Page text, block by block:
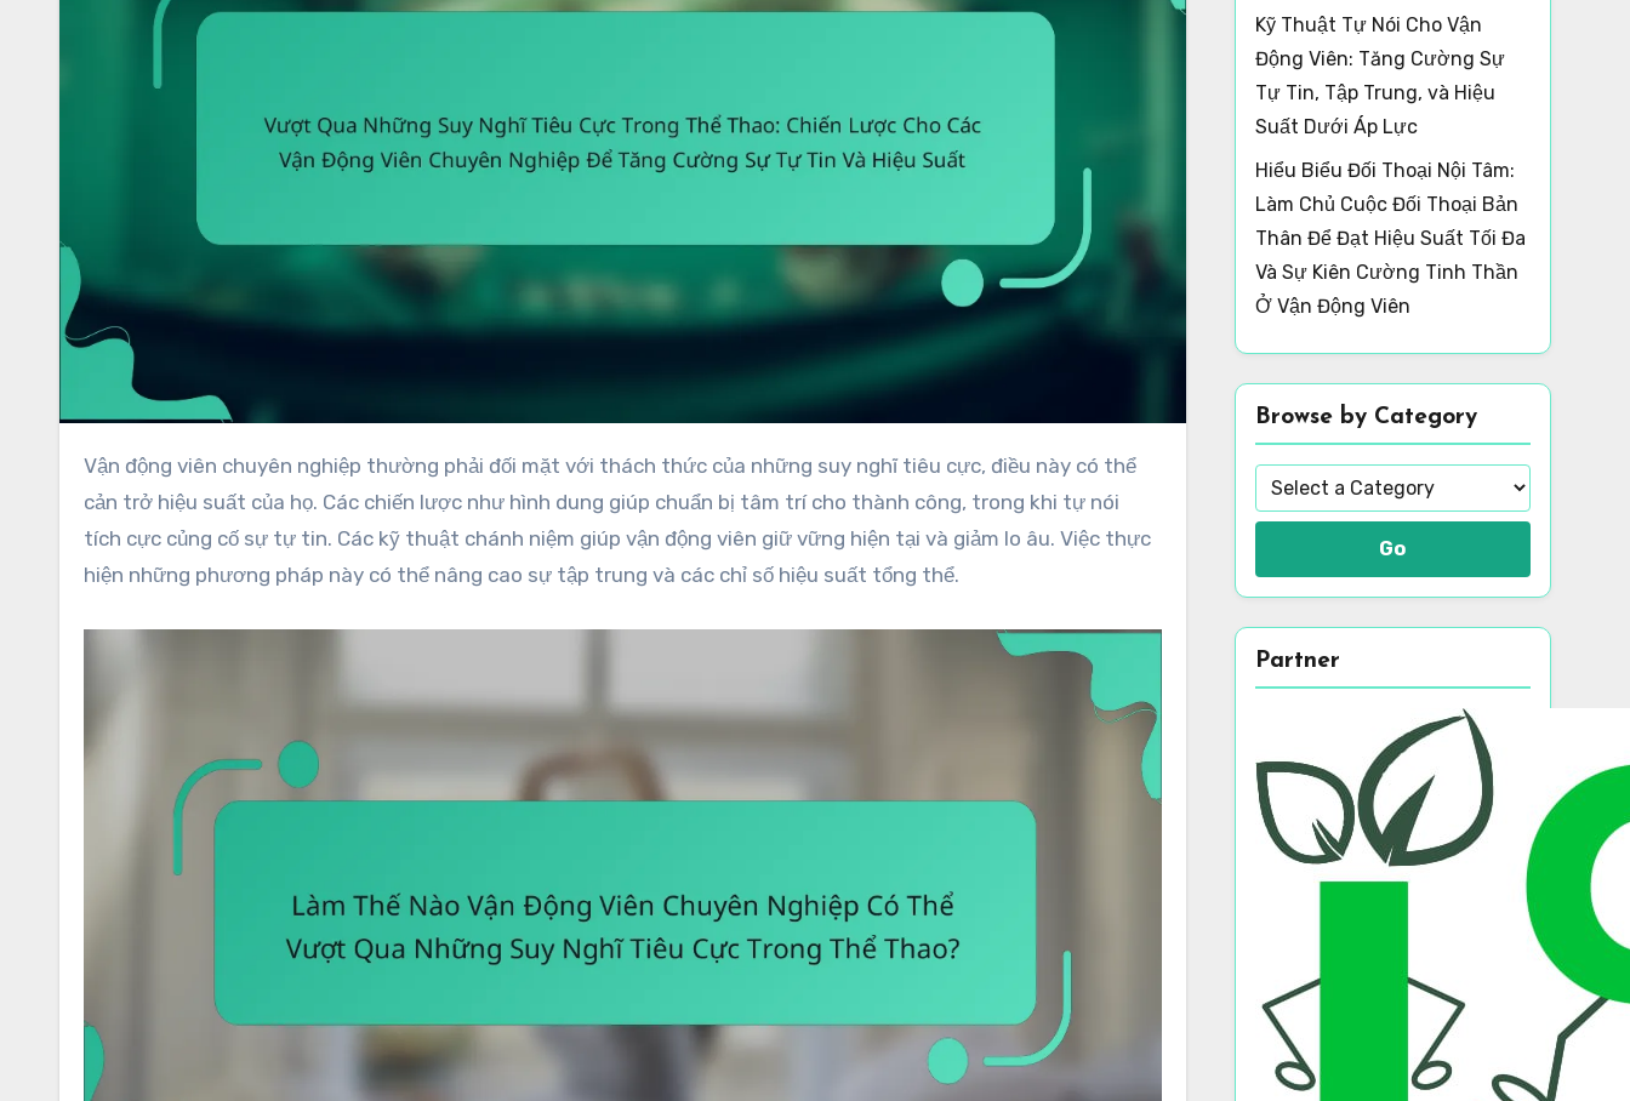
Vận động viên chuyên nghiệp thường phải đối mặt với thách thức của những suy nghĩ tiêu cực, điều này có thể
cản trở hiệu suất của họ. Các chiến lược như hình dung giúp chuẩn bị tâm trí cho thành công, trong khi tự nói
tích cực củng cố sự tự tin. Các kỹ thuật chánh niệm giúp vận động viên giữ vững hiện tại và giảm lo âu. Việc thực
hiện những phương pháp này có thể nâng cao sự tập trung và các chỉ số hiệu suất tổng thể.
Kỹ Thuật Tự Nói Cho Vận
Động Viên: Tăng Cường Sự
Tự Tin, Tập Trung, và Hiệu
Suất Dưới Áp Lực
Hiểu Biểu Đối Thoại Nội Tâm:
Làm Chủ Cuộc Đối Thoại Bản
Thân Để Đạt Hiệu Suất Tối Đa
Và Sự Kiên Cường Tinh Thần
Ở Vận Động Viên
Browse by Category
Go
Partner